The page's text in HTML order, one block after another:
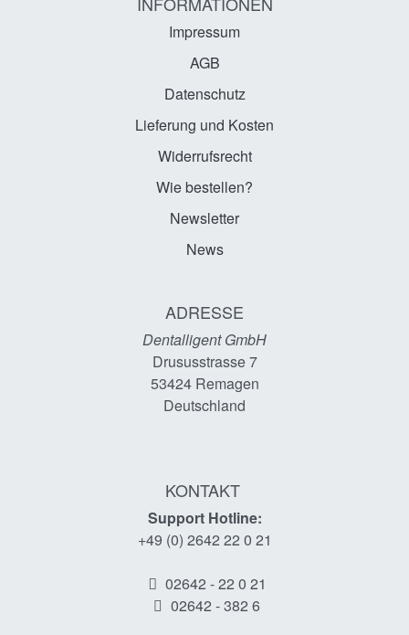
Impressum
AGB
Datenschutz
Lieferung und Kosten
Widerrufsrecht
Wie bestellen?
Newsletter
News
ADRESSE
Dentalligent GmbH
Drususstrasse 7
53424Remagen
Deutschland
KONTAKT
Support Hotline:
+49 (0) 2642 22 0 21
02642 - 22 0 21
02642 - 382 6